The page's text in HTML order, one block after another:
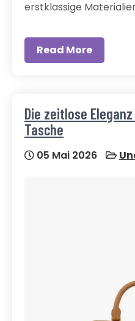
erstklassige
Read More
Die zeitlose Eleganz
Tasche
05 Mai 2026